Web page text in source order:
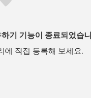
기 기능이 종료되었습
에 직접 등록해 보세요.